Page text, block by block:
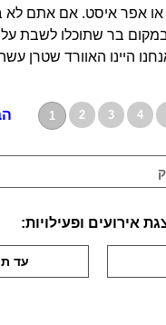
אפר איסט. אם אתם לא
בר שתוכלו לשבת
היינו האוורד שטרן
1 2 3 4
אירועים ופעילויות: